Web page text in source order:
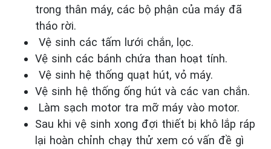
trong thân máy, các bộ phận của máy đã
tháo rời.
Vệ sinh các tấm lưới chắn, lọc.
Vệ sinh các bánh chứa than hoạt tính.
Vệ sinh hệ thống quạt hút, vỏ máy.
Vệ sinh hệ thống ống hút và các van chắn.
Làm sạch motor tra mỡ máy vào motor.
Sau khi vệ sinh xong đợi thiết bị khô lắp ráp
lại hoàn chỉnh chạy thử xem có vấn đề gì